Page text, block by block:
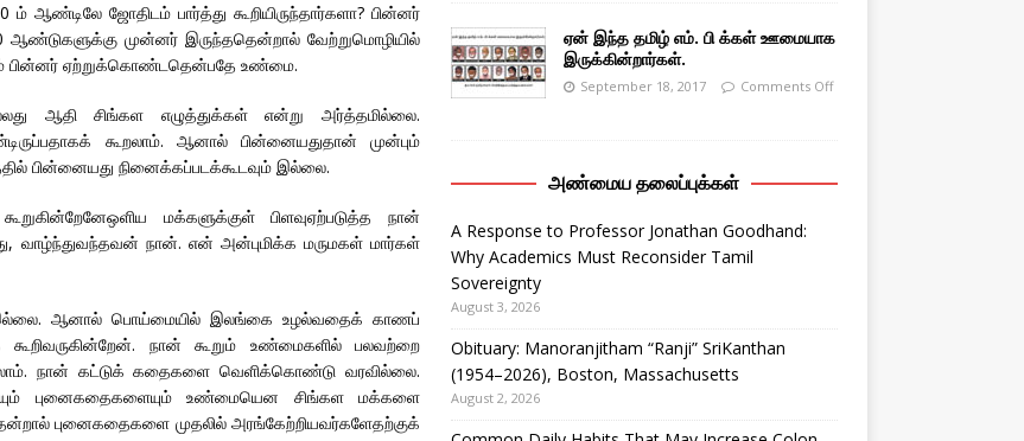
ஆண்டிலே ஜோதிடம் பார்த்து கூறியிருந்தார்களா? பின்னர்
முன்னர் இருந்ததென்றால் வேற்றுமொழியில்
ஏற்றுக்கொண்டதென்பதே உண்மை.
ஆதி சிங்கள எழுத்துக்கள் என்று அர்த்தமில்லை.
கூறலாம். ஆனால் பின்னையதுதான் முன்பும்
பின்னையது நினைக்கப்படக்கூடவும் இல்லை.
மக்களுக்குள் பிளவுஏற்படுத்த நான்
வாழ்ந்துவந்தவன் நான். என் அன்புமிக்க மருமகள் மார்கள்
ஆனால் பொய்மையில் இலங்கை உழல்வதைக் காணப்
நான் கூறும் உண்மைகளில் பலவற்றை
நான் கட்டுக் கதைகளை வெளிக்கொண்டு வரவில்லை.
புனைகதைகளையும் உண்மையென சிங்கள மக்களை
புனைகதைகளை முதலில் அரங்கேற்றியவர்களேதற்குக்
ஏன் இந்த தமிழ் எம். பி க்கள் ஊமையாக
இருக்கின்றார்கள்.
September 18, 2017 Comments Off
அண்மைய தலைப்புக்கள்
A Response to Professor Jonathan Goodhand:
Why Academics Must Reconsider Tamil
Sovereignty
August 3, 2026
Obituary: Manoranjitham “Ranji” SriKanthan
(1954–2026), Boston, Massachusetts
August 2, 2026